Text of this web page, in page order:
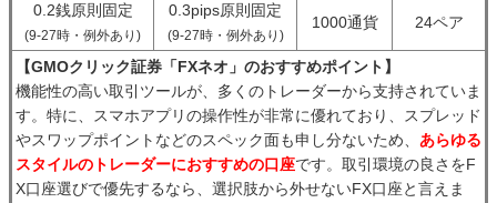
0.2銭原則固定
(9-27時・例外あり)
0.3pips原則固定
(9-27時・例外あり)
1000通貨 24ペア
【GMOクリック証券「FXネオ」のおすすめポイント】
機能性の高い取引ツールが、多くのトレーダーから支持されていま
す。特に、スマホアプリの操作性が非常に優れており、スプレッド
やスワップポイントなどのスペック面も申し分ないため、 あらゆる
スタイルのトレーダーにおすすめの口座です。取引環境の良さをF
X口座選びで優先するなら、選択肢から外せないFX口座と言えま